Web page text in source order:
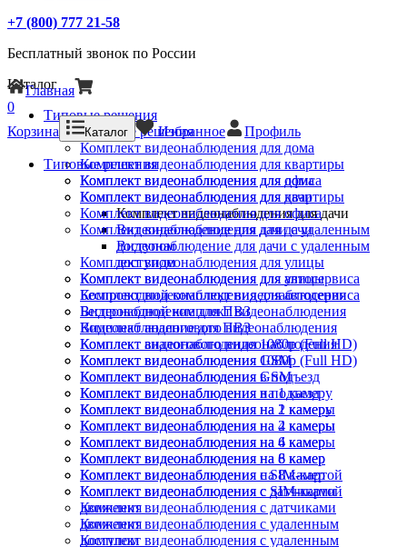
+7 (800) 777 21-58
Бесплатный звонок по России
Каталог
Типовые решения
Типовые решения
Комплект видеонаблюдения для дома
Комплект видеонаблюдения для квартиры
Комплект видеонаблюдения для офиса
Комплект видеонаблюдения для дачи
Комплект видеонаблюдения для дачи
Видеонаблюдение для дачи с удаленным
доступом
Комплект видеонаблюдения для улицы
Комплект видеонаблюдения для автосервиса
Беспроводной комплект видеонаблюдения
Видеонаблюдение для ПВЗ
Комплект аналогового видеонаблюдения
Комплект видеонаблюдения 1080p (Full HD)
Комплект видеонаблюдения GSM
Комплект видеонаблюдения в подъезд
Комплект видеонаблюдения на 1 камеру
Комплект видеонаблюдения на 2 камеры
Комплект видеонаблюдения на 4 камеры
Комплект видеонаблюдения на 6 камер
Комплект видеонаблюдения на 8 камер
Комплект видеонаблюдения с SIM-картой
Комплект видеонаблюдения с датчиками
движения
Комплект видеонаблюдения с удаленным
доступом
Главная
0
Корзина
Каталог Избранное Профиль
Типовые решения
Комплект видеонаблюдения для дома
Комплект видеонаблюдения для квартиры
Комплект видеонаблюдения для офиса
Комплект видеонаблюдения для дачи
Видеонаблюдение для дачи с удаленным
доступом
Комплект видеонаблюдения для улицы
Комплект видеонаблюдения для автосервиса
Беспроводной комплект видеонаблюдения
Видеонаблюдение для ПВЗ
Комплект аналогового видеонаблюдения
Комплект видеонаблюдения 1080p (Full HD)
Комплект видеонаблюдения GSM
Комплект видеонаблюдения в подъезд
Комплект видеонаблюдения на 1 камеру
Комплект видеонаблюдения на 2 камеры
Комплект видеонаблюдения на 4 камеры
Комплект видеонаблюдения на 6 камер
Комплект видеонаблюдения на 8 камер
Комплект видеонаблюдения с SIM-картой
Комплект видеонаблюдения с датчиками
движения
Комплект видеонаблюдения с удаленным